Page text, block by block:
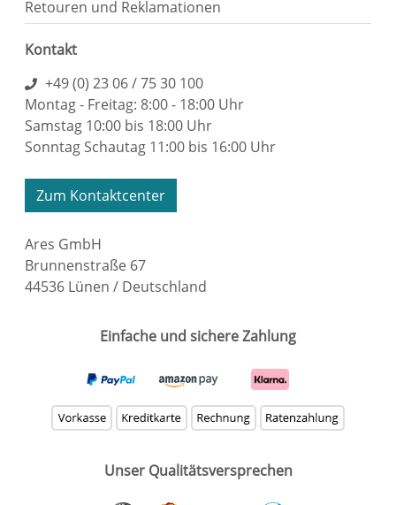
Retouren und Reklamationen
Kontakt
+49 (0) 23 06 / 75 30 100
Montag - Freitag: 8:00 - 18:00 Uhr
Samstag 10:00 bis 18:00 Uhr
Sonntag Schautag 11:00 bis 16:00 Uhr
Zum Kontaktcenter
Ares GmbH
Brunnenstraße 67
44536 Lünen / Deutschland
Einfache und sichere Zahlung
Unser Qualitätsversprechen